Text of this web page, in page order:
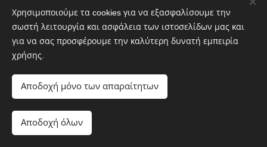
Χρησιμοποιούμε τα cookies για να εξασφαλίσουμε την
σωστή λειτουργία και ασφάλεια των ιστοσελίδων μας και
για να σας προσφέρουμε την καλύτερη δυνατή εμπειρία
χρήσης.
Αποδοχή μόνο των απαραίτητων
Αποδοχή όλων